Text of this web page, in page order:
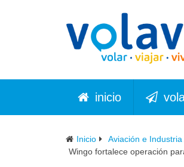
inicio
Inicio Aviación e Industria
Wingo fortalece operación